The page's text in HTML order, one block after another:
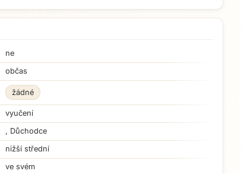
ne
občas
žádné
vyučení
, Důchodce
nižší střední
ve svém